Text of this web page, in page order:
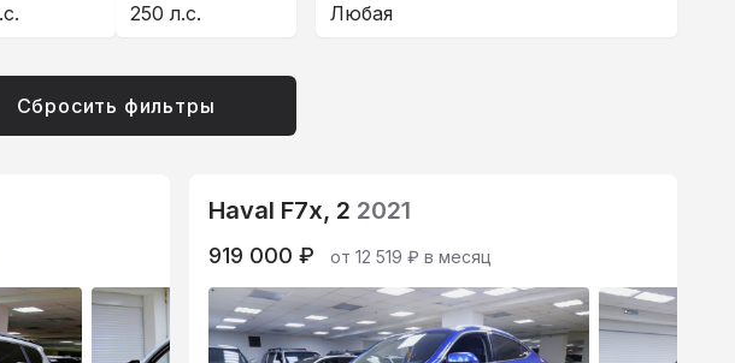
л.с. 250 л.с. Любая
Сбросить фильтры
Haval F7x, 2 2021
919 000 ₽ от 12 519 ₽ в месяц